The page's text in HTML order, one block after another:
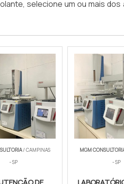
selecione um ou mais dos
/ CAMPINAS
- SP
MGM
- SP